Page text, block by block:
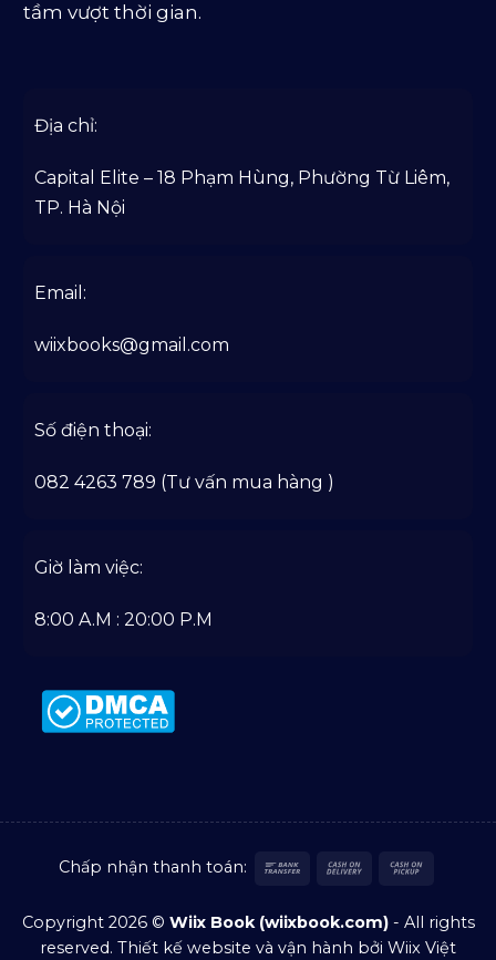
tầm vượt thời gian.
Địa chỉ:
Capital Elite – 18 Phạm Hùng, Phường Từ Liêm,
TP. Hà Nội
Email:
wiixbooks@gmail.com
Số điện thoại:
082 4263 789 (Tư vấn mua hàng )
Giờ làm việc:
8:00 A.M : 20:00 P.M
Chấp nhận thanh toán:
Bank
Cash
DeliveryPickup
Copyright 2026 © Wiix Book (wiixbook.com)- All rights
reserved. Thiết kế website và vận hành bởi Wiix Việt